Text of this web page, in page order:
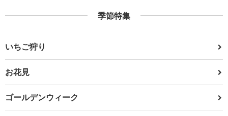
季節特集
いちご狩り
お花見
ゴールデンウィーク